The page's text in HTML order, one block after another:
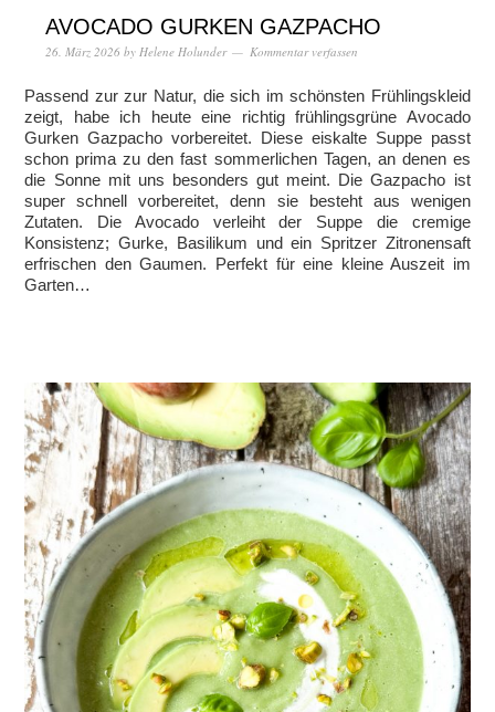
AVOCADO GURKEN GAZPACHO
26. März 2026 by Helene Holunder Kommentar verfassen
Passend zur zur Natur, die sich im schönsten Frühlingskleid
zeigt, habe ich heute eine richtig frühlingsgrüne Avocado
Gurken Gazpacho vorbereitet. Diese eiskalte Suppe passt
schon prima zu den fast sommerlichen Tagen, an denen es
die Sonne mit uns besonders gut meint. Die Gazpacho ist
super schnell vorbereitet, denn sie besteht aus wenigen
Zutaten. Die Avocado verleiht der Suppe die cremige
Konsistenz; Gurke, Basilikum und ein Spritzer Zitronensaft
erfrischen den Gaumen. Perfekt für eine kleine Auszeit im
Garten…